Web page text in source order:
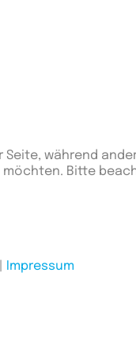
während
Bitte
Impressum